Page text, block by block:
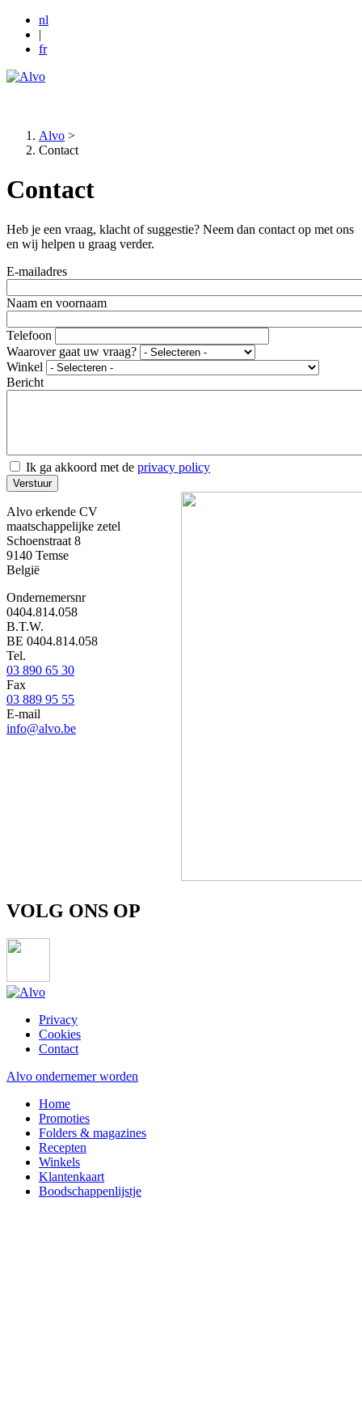
nl
|
fr
Kruimelpad
Alvo >
Contact
Contact
Heb je een vraag, klacht of suggestie? Neem dan contact op met ons
en wij helpen u graag verder.
E-mailadres
Naam en voornaam
Telefoon
Waarover gaat uw vraag?
Winkel
Bericht
Ik ga akkoord met de privacy policy
Alvo erkende CV
maatschappelijke zetel
Schoenstraat 8
9140 Temse
België
Ondernemersnr
0404.814.058
B.T.W.
BE 0404.814.058
Tel.
03 890 65 30
Fax
03 889 95 55
E-mail
info@alvo.be
VOLG ONS OP
Footer
menu
Privacy
Cookies
Contact
Alvo ondernemer worden
Home
Promoties
Folders & magazines
Recepten
Winkels
Klantenkaart
Boodschappenlijstje